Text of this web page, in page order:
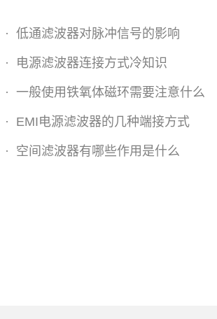
· 低通滤波器对脉冲信号的影响
· 电源滤波器连接方式冷知识
· 一般使用铁氧体磁环需要注意什么
· EMI电源滤波器的几种端接方式
· 空间滤波器有哪些作用是什么